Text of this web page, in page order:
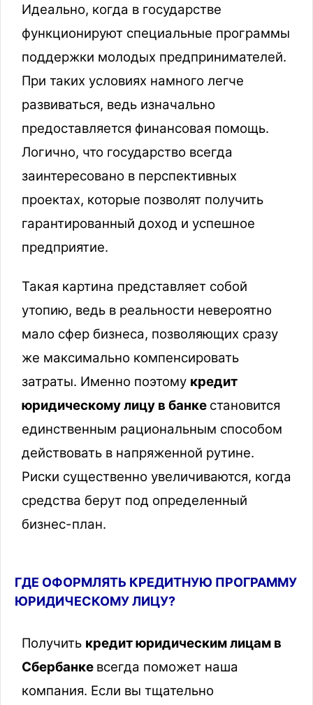
Идеально, когда в государстве
функционируют специальные программы
поддержки молодых предпринимателей.
При таких условиях намного легче
развиваться, ведь изначально
предоставляется финансовая помощь.
Логично, что государство всегда
заинтересовано в перспективных
проектах, которые позволят получить
гарантированный доход и успешное
предприятие.
Такая картина представляет собой
утопию, ведь в реальности невероятно
мало сфер бизнеса, позволяющих сразу
же максимально компенсировать
затраты. Именно поэтому кредит
юридическому лицу в банке становится
единственным рациональным способом
действовать в напряженной рутине.
Риски существенно увеличиваются, когда
средства берут под определенный
бизнес-план.
ГДЕ ОФОРМЛЯТЬ КРЕДИТНУЮ ПРОГРАММУ
ЮРИДИЧЕСКОМУ ЛИЦУ?
Получить кредит юридическим лицам в
Сбербанке всегда поможет наша
компания. Если вы тщательно